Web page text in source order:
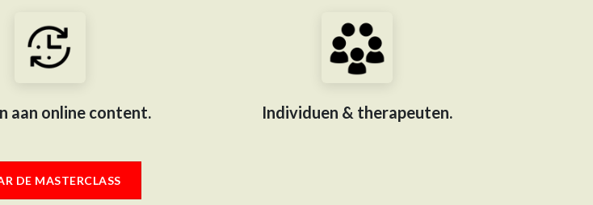
aan online content. Individuen & therapeuten.
D​​E MASTERCLASS